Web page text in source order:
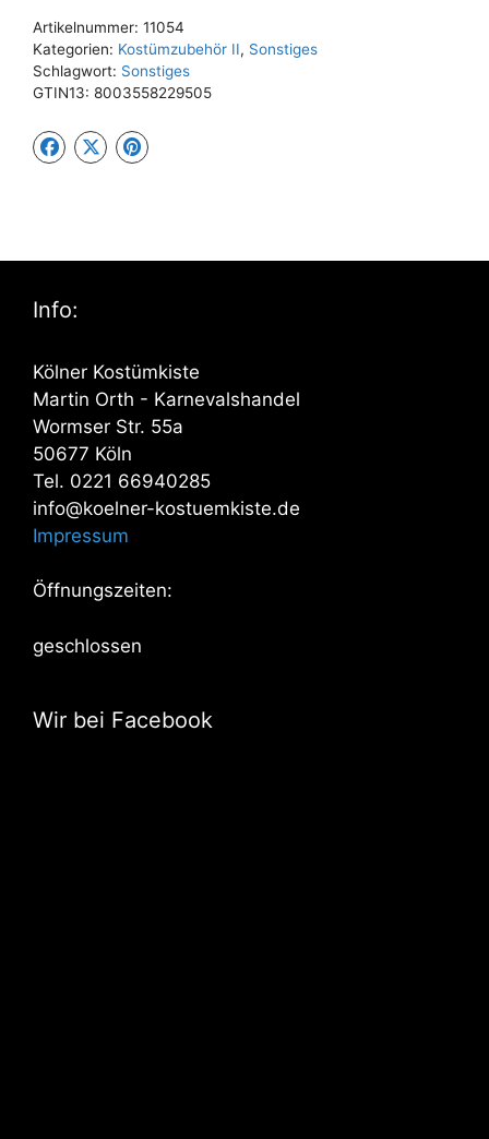
Artikelnummer: 11054
Kategorien: Kostümzubehör II, Sonstiges
Schlagwort: Sonstiges
GTIN13: 8003558229505
Info:
Kölner Kostümkiste
Martin Orth - Karnevalshandel
Wormser Str. 55a
50677 Köln
Tel. 0221 66940285
info@koelner-kostuemkiste.de
Impressum
Öffnungszeiten:
geschlossen
Wir bei Facebook